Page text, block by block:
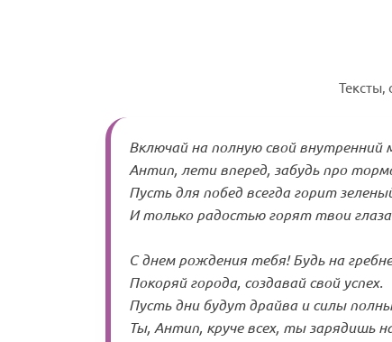
Тексты,
Включай на полную свой внутренний
Антип, лети вперед, забудь про
Пусть для побед всегда горит
И только радостью горят твои
С днем рождения тебя! Будь на
Покоряй города, создавай свой успех.
Пусть дни будут драйва и силы
Ты, Антип, круче всех, ты зарядишь